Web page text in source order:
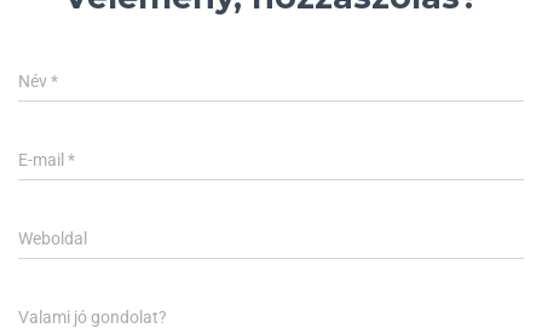
Név*
E-mail *
Weboldal
Valami jó gondolat?